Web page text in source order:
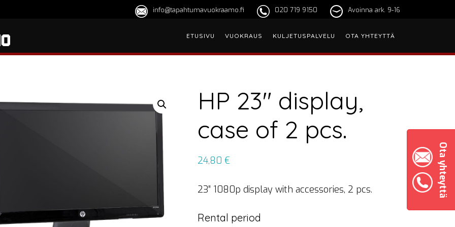
Ota yhteyttä
Avoinna ark. 9-16
020 719 9150
info@tapahtumavuokraamo.fi
ETUSIVU VUOKRAUS KULJETUSPALVELU OTA YHTEYTTÄ
HP 23″ display,
case of 2 pcs.
24,80 €
23″ 1080p display with accessories, 2 pcs.
Rental period